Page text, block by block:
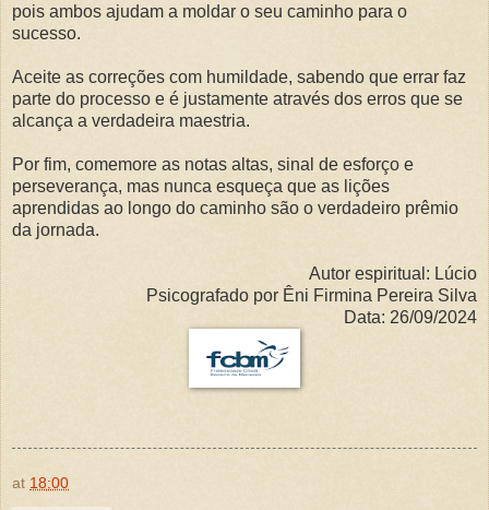
pois ambos ajudam a moldar o seu caminho para o
sucesso.
Aceite as correções com humildade, sabendo que errar faz
parte do processo e é justamente através dos erros que se
alcança a verdadeira maestria.
Por fim, comemore as notas altas, sinal de esforço e
perseverança, mas nunca esqueça que as lições
aprendidas ao longo do caminho são o verdadeiro prêmio
da jornada.
Autor espiritual: Lúcio
Psicografado por Êni Firmina Pereira Silva
Data: 26/09/2024
at 18:00